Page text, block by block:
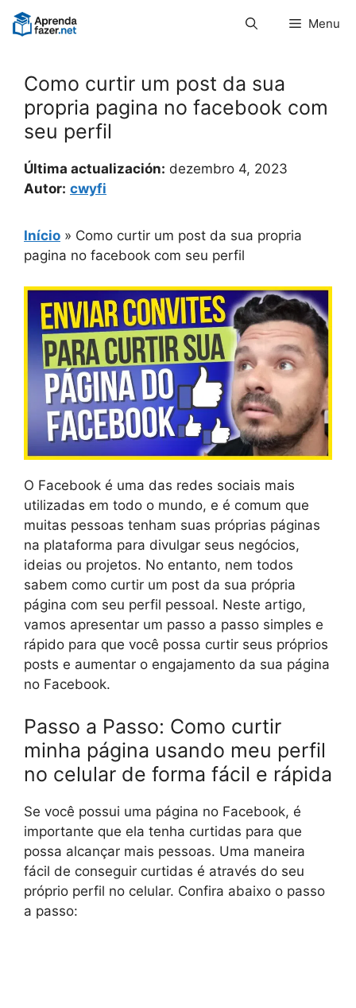
Pular
para
Menu
Como curtir um post da sua
propria pagina no facebook com
seu perfil
Última actualización: dezembro 4, 2023
Autor: cwyfi
Início » Como curtir um post da sua propria
pagina no facebook com seu perfil
O Facebook é uma das redes sociais mais
utilizadas em todo o mundo, e é comum que
muitas pessoas tenham suas próprias páginas
na plataforma para divulgar seus negócios,
ideias ou projetos. No entanto, nem todos
sabem como curtir um post da sua própria
página com seu perfil pessoal. Neste artigo,
vamos apresentar um passo a passo simples e
rápido para que você possa curtir seus próprios
posts e aumentar o engajamento da sua página
no Facebook.
Passo a Passo: Como curtir
minha página usando meu perfil
no celular de forma fácil e rápida
Se você possui uma página no Facebook, é
importante que ela tenha curtidas para que
possa alcançar mais pessoas. Uma maneira
fácil de conseguir curtidas é através do seu
próprio perfil no celular. Confira abaixo o passo
a passo: